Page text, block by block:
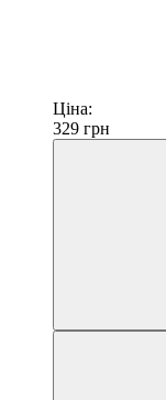
Ціна:
329 грн